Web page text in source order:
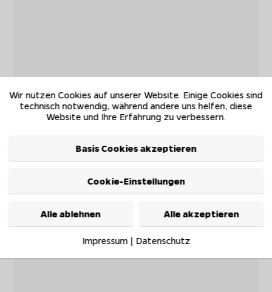
Wir nutzen Cookies auf unserer Website. Einige Cookies sind
technisch notwendig, während andere uns helfen, diese
Website und Ihre Erfahrung zu verbessern.
Basis Cookies akzeptieren
Cookie-Einstellungen
Alle ablehnen Alle akzeptieren
Impressum| Datenschutz